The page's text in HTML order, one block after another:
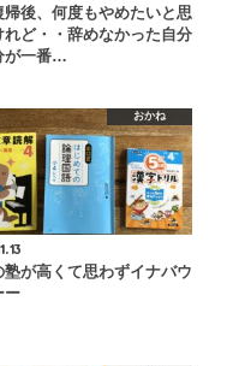
帰後、何度もやめたいと思
れど・・辞めなかった自分
が一番…
おかね
塾が高くて思わずイナバウ
ー